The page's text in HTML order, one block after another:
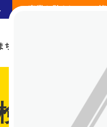
ちの電器屋にできること
索